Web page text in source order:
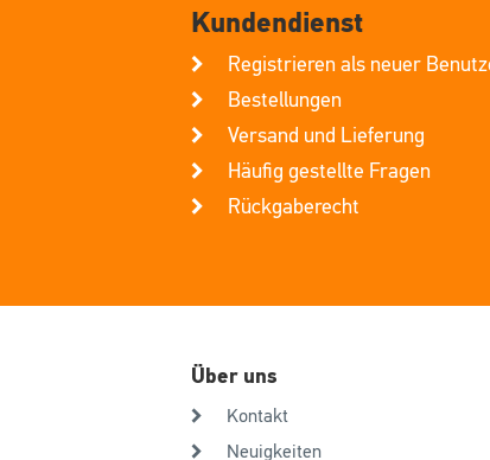
Kundendienst
Registrieren als neuer
Bestellungen
Versand und Lieferung
Häufig gestellte Fragen
Rückgaberecht
Über uns
Kontakt
Neuigkeiten